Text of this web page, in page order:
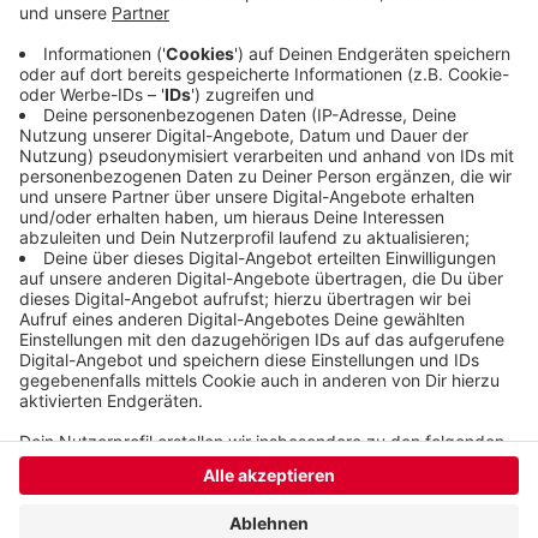
Parkplätze zwischen Wuppertal und Hagen
geschlossen. Dort parken Baufahrzeuge. Die
Autobahn wird auf diesem Abschnitt von Freitag
bis Montag komplett in beide Richtungen gesperrt.
Veröffentlicht: Mittwoch, 28.08.2019 11:08
Anzeige
Anzeige